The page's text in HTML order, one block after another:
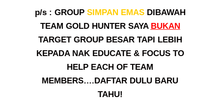
p/s : GROUP SIMPAN EMASDIBAWAH
TEAM GOLD HUNTER SAYA BUKAN
TARGET GROUP BESAR TAPI LEBIH
KEPADA NAK EDUCATE & FOCUS TO
HELP EACH OF TEAM
MEMBERS….DAFTAR DULU BARU
TAHU!